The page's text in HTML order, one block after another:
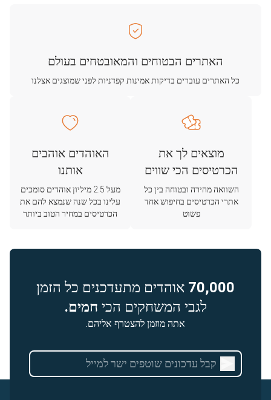
האתרים הבטוחים והמאובטחים בעולם
כל האתרים עוברים בדיקות אמינות קפדניות לפני שמוצגים אצלנו
מוצאים לך את
הכרטיסים הכי שווים
השוואה מהירה ובטוחה בין כל
אתרי הכרטיסים בחיפוש אחד
פשוט
האוהדים אוהבים
אותנו
מעל 2.5 מיליון אוהדים סומכים
עלינו בכל שנה שנמצא להם את
הכרטיסים במחיר הטוב ביותר
70,000 אוהדים מתעדכנים כל הזמן
לגבי המשחקים הכי חמים.
אתה מוזמן להצטרף אליהם.